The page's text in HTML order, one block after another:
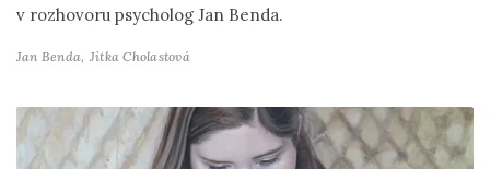
v rozhovoru psycholog Jan Benda.
Jan Benda, Jitka Cholastová